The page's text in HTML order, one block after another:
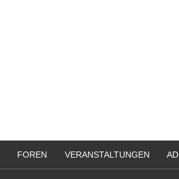
FOREN VERANSTALTUNGEN